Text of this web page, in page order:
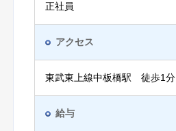
正社員
アクセス
東武東上線中板橋駅 徒歩1分
給与